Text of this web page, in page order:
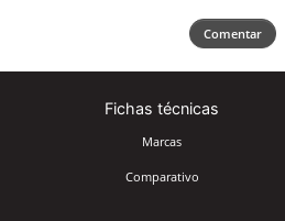
Comentar
Fichas técnicas
Marcas
Comparativo